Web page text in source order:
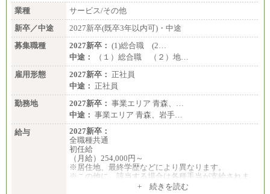
業種
サービス/その他
新卒／中途
2027新卒(既卒3年以内可)・中途
募集職種
2027新卒： (1)総合職 (2…
中途：
（１）総合職 （２）地…
雇用形態
2027新卒： 正社員
中途： 正社員
勤務地
2027新卒： 事業エリア 青森、…
中途： 事業エリア 青森、岩手…
給与
2027新卒：
全職種共通
初任給
（月給）254,000円～
※居住地、最終学歴などにより異なります。
※この他に、該当する場合は各種手当が支給されま
+ 続きを読む